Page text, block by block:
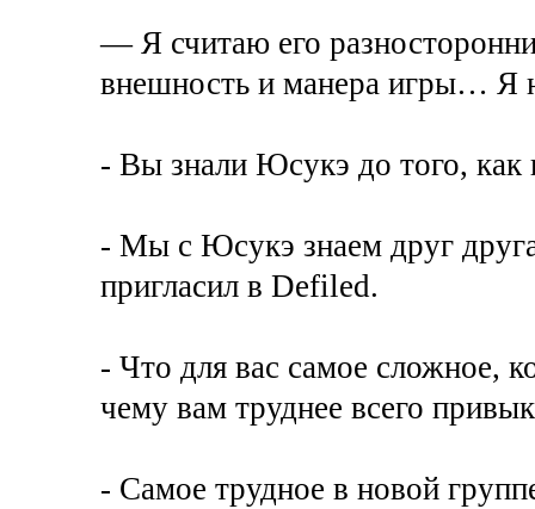
— Я считаю его
внешность и манера игры… Я
- Вы знали Юсукэ до того, как
- Мы с Юсукэ знаем друг
пригласил в Defiled.
- Что для вас самое сложное,
чему вам труднее всего
- Самое трудное в новой